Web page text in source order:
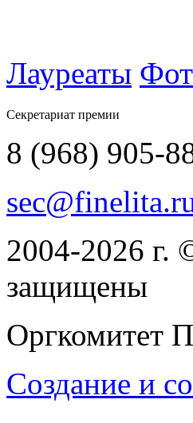
Лауреаты
Секретариат премии
8 (968) 905-
2004-2026 г.
защищены
Оргкомитет
Создание и